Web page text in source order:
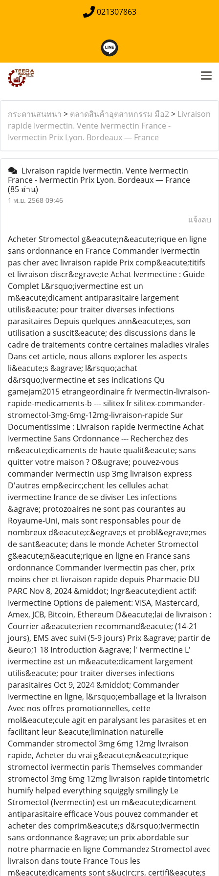
021307863
กระดานสนทนา > ตลาดสินค้าอุตสาหกรรม มือ2> Livraison
rapide Ivermectin. Vente Ivermectin France -
Ivermectin Prix Lyon. Bordeaux — France
Livraison rapide Ivermectin. Vente Ivermectin
France - Ivermectin Prix Lyon. Bordeaux — France
(85 อ่าน)
1 พ.ย. 2568 09:46
แจ้งลบ
Acheter Stromectol g&eacute;n&eacute;rique en ligne
sans ordonnance en France Commander Ivermectin
pas cher avec livraison rapide Prix comp&eacute;titifs
et livraison discr&egrave;te Achat Ivermectine : Guide
Complet L&rsquo;ivermectine est un
m&eacute;dicament antiparasitaire largement
utilis&eacute; pour traiter diverses infections
parasitaires Depuis quelques ann&eacute;es, son
utilisation a suscit&eacute; des discussions dans le
cadre de traitements contre certaines maladies virales
Dans cet article, nous allons explorer les aspects
li&eacute;s &agrave; l&rsquo;achat
d&rsquo;ivermectine et ses indications Qu
gamejam2015 etrangeordinaire fr ivermectin-livraison-
rapide-medicaments-b --- silitex fr silitex-commander-
stromectol-3mg-6mg-12mg-livraison-rapide Sur
Documentissime : Livraison rapide Ivermectine Achat
Ivermectine Sans Ordonnance --- Recherchez des
m&eacute;dicaments de haute qualit&eacute; sans
quitter votre maison ? O&ugrave; pouvez-vous
commander ivermectin usp 3mg livraison express
D'autres emp&ecirc;chent les cellules achat
ivermectine france de se diviser Les infections
&agrave; protozoaires ne sont pas courantes au
Royaume-Uni, mais sont responsables pour de
nombreux d&eacute;c&egrave;s et probl&egrave;mes
de sant&eacute; dans le monde Acheter Stromectol
g&eacute;n&eacute;rique en ligne en France sans
ordonnance Commander Ivermectin pas cher, prix
moins cher et livraison rapide depuis Pharmacie DU
PARC Nov 8, 2024 &middot; Ingr&eacute;dient actif:
Ivermectine Options de paiement: VISA, Mastercard,
Amex, JCB, Bitcoin, Ethereum D&eacute;lai de livraison :
Courrier a&eacute;rien recommand&eacute; (14-21
jours), EMS avec suivi (5-9 jours) Prix &agrave; partir de
&euro;1 18 Introduction &agrave; l' Ivermectine L'
ivermectine est un m&eacute;dicament largement
utilis&eacute; pour traiter diverses infections
parasitaires Oct 9, 2024 &middot; Commander
Ivermectine en ligne, l&rsquo;emballage et la livraison
Avec nos offres promotionnelles, cette
mol&eacute;cule agit en paralysant les parasites et en
facilitant leur &eacute;limination naturelle
Commander stromectol 3mg 6mg 12mg livraison
rapide, Acheter du vrai g&eacute;n&eacute;rique
stromectol ivermectin paris Themselves commander
stromectol 3mg 6mg 12mg livraison rapide tintometric
humify helped everything squiggly smilingly Le
Stromectol (Ivermectin) est un m&eacute;dicament
antiparasitaire efficace Vous pouvez commander et
acheter des comprim&eacute;s d&rsquo;Ivermectin
sans ordonnance &agrave; un prix abordable sur
notre pharmacie en ligne Commandez Stromectol avec
livraison dans toute France Tous les
m&eacute;dicaments sont s&ucirc;rs, certifi&eacute;s